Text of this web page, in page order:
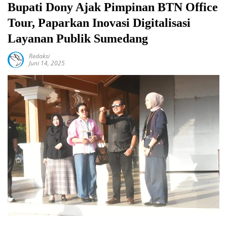
Bupati Dony Ajak Pimpinan BTN Office
Tour, Paparkan Inovasi Digitalisasi
Layanan Publik Sumedang
Redaksi
Juni 14, 2025